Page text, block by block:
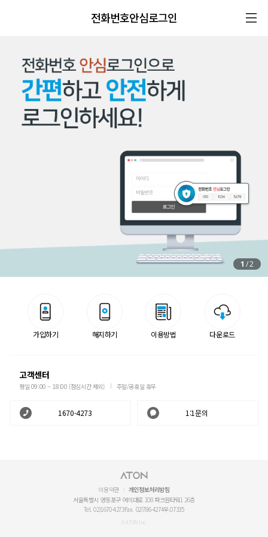
전화번호안심로그인
1 /2
가입하기 해지하기 이용방법 다운로드
고객센터
평일 09:00 ~ 18:00 (점심시간 제외) 주말/공휴일 휴무
1670-4273 1:1문의
이용약관
개인정보처리방침
서울특별시 영등포구 여의대로 108 파크원타워1 26층
Tel. 02)1670-4273Fax. 02)786-4274우.07335
© ATON Inc.